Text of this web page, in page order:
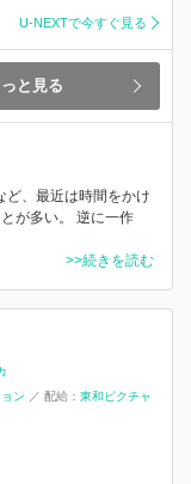
U-NEXTで今すぐ見る
と見る
ど、最近は時間をかけ
が多い。 逆に一作
>>続きを読む
ン ／ 配給： 東和ピクチャ